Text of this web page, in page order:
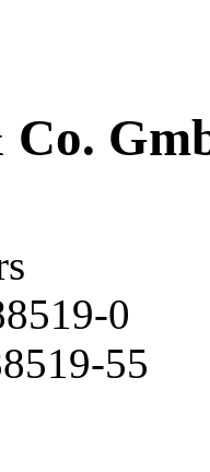
Co.
0
55